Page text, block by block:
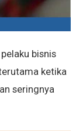
bisnis
ketika
seringnya